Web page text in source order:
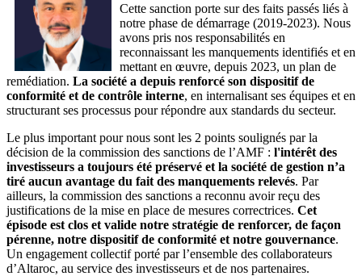
Cette sanction porte sur des faits passés liés à
notre phase de démarrage (2019-2023). Nous
avons pris nos responsabilités en
reconnaissant les manquements identifiés et en
mettant en œuvre, depuis 2023, un plan de
remédiation. La société a depuis renforcé son dispositif de
conformité et de contrôle interne, en internalisant ses équipes et en
structurant ses processus pour répondre aux standards du secteur.
Le plus important pour nous sont les 2 points soulignés par la
décision de la commission des sanctions de l’AMF : l'intérêt des
investisseurs a toujours été préservé et la société de gestion n’a
tiré aucun avantage du fait des manquements relevés. Par
ailleurs, la commission des sanctions a reconnu avoir reçu des
justifications de la mise en place de mesures correctrices. Cet
épisode est clos et valide notre stratégie de renforcer, de façon
pérenne, notre dispositif de conformité et notre gouvernance.
Un engagement collectif porté par l’ensemble des collaborateurs
d’Altaroc, au service des investisseurs et de nos partenaires.